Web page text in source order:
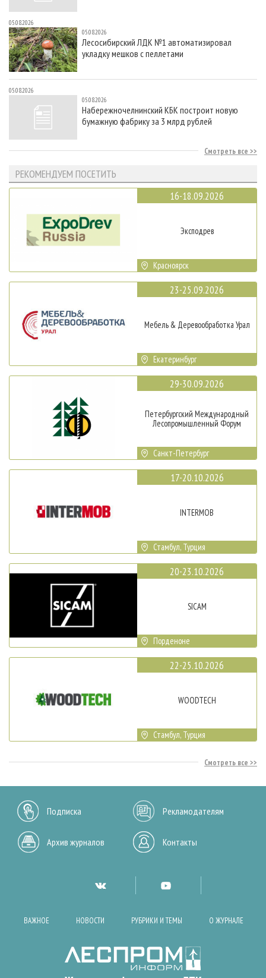
05.08.2026
05.08.2026
Лесосибирский ЛДК №1 автоматизировал
укладку мешков с пеллетами
05.08.2026
05.08.2026
Набережночелнинский КБК построит новую
бумажную фабрику за 3 млрд рублей
Смотреть все
РЕКОМЕНДУЕМ ПОСЕТИТЬ
16-18.09.2026
Эксподрев
Красноярск
23-25.09.2026
Мебель & Деревообработка Урал
Екатеринбург
29-30.09.2026
Петербургский Международный
Лесопромышленный Форум
Санкт-Петербург
17-20.10.2026
INTERMOB
Стамбул, Турция
20-23.10.2026
SICAM
Порденоне
22-25.10.2026
WOODTECH
Стамбул, Турция
Смотреть все
Подписка Рекламодателям
Архив журналов Контакты
ВАЖНОЕ НОВОСТИ РУБРИКИ И ТЕМЫ О ЖУРНАЛЕ